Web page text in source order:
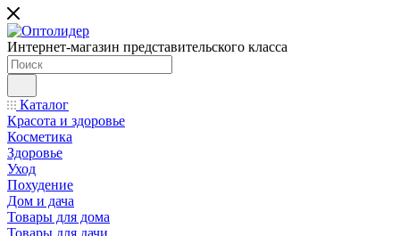
Интернет-магазин представительского класса
Каталог
Красота и здоровье
Косметика
Здоровье
Уход
Похудение
Дом и дача
Товары для дома
Товары для дачи